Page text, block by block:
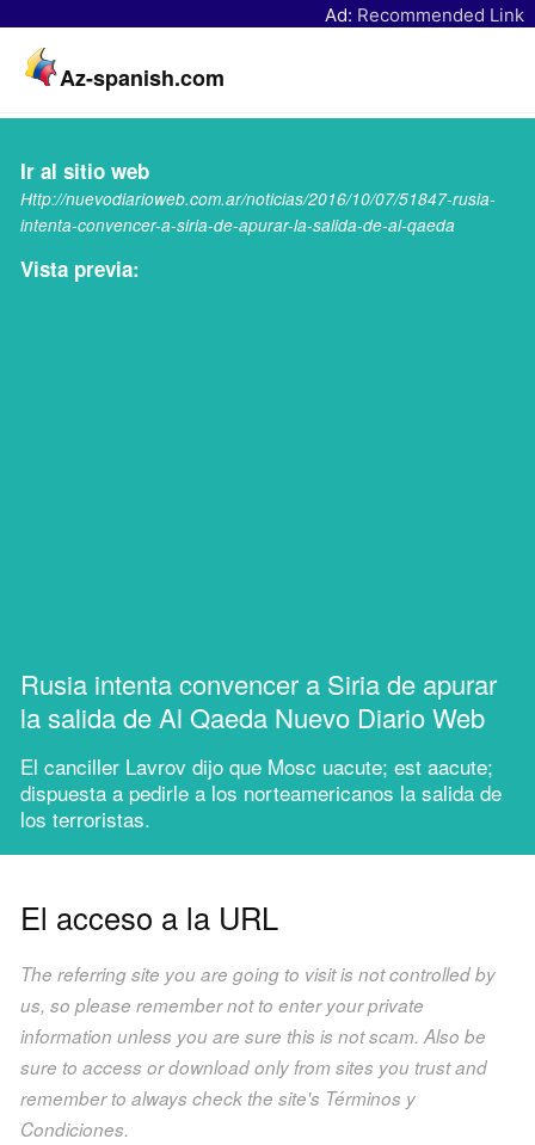
Ad: Recommended Link
Az-spanish.com
Ir al sitio web
Http://nuevodiarioweb.com.ar/noticias/2016/10/07/51847-rusia-
intenta-convencer-a-siria-de-apurar-la-salida-de-al-qaeda
Vista previa:
Rusia intenta convencer a Siria de apurar
la salida de Al Qaeda Nuevo Diario Web
El canciller Lavrov dijo que Mosc uacute; est aacute;
dispuesta a pedirle a los norteamericanos la salida de
los terroristas.
El acceso a la URL
The referring site you are going to visit is not controlled by
us, so please remember not to enter your private
information unless you are sure this is not scam. Also be
sure to access or download only from sites you trust and
remember to always check the site's Términos y
Condiciones.